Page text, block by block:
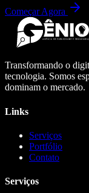
Começar Agora
Transformando o
tecnologia. Somos
dominam o mercado.
Links
Serviços
Portfólio
Contato
Serviços